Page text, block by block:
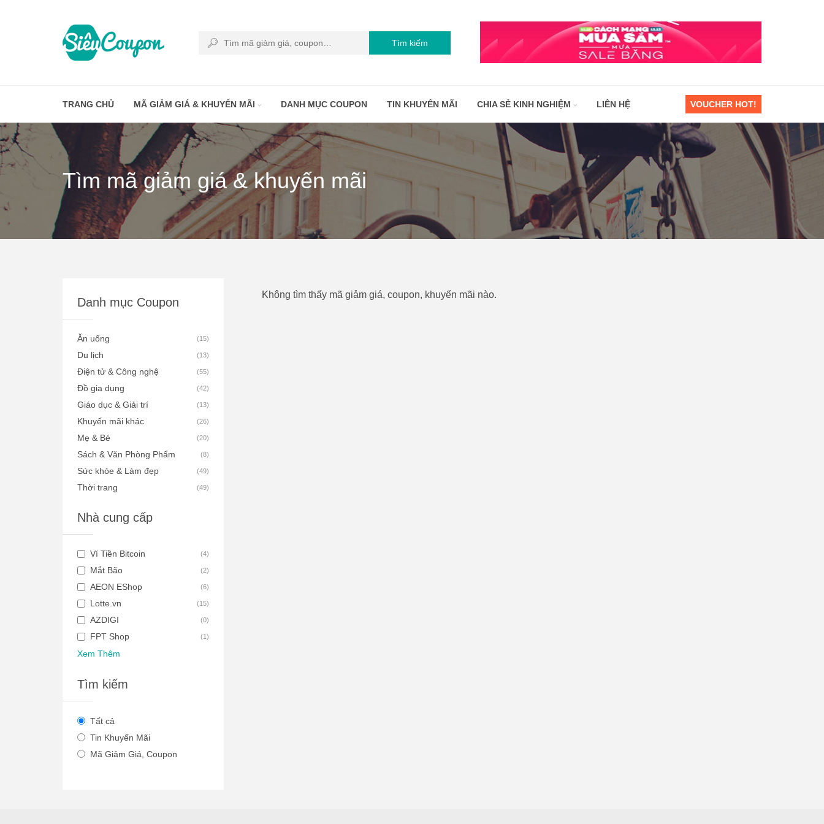
Tìm kiếm
TRANG CHỦ MÃ GIẢM GIÁ & KHUYẾN MÃI DANH MỤC COUPON TIN KHUYẾN MÃI CHIA SẺ KINH NGHIỆM LIÊN HỆ VOUCHER HOT!
Tìm mã giảm giá & khuyến mãi
Danh mục Coupon
Ăn uống (15)
Du lịch (13)
Điện tử & Công nghệ (55)
Đồ gia dụng (42)
Giáo dục & Giải trí (13)
Khuyến mãi khác (26)
Mẹ & Bé (20)
Sách & Văn Phòng Phẩm (8)
Sức khỏe & Làm đẹp (49)
Thời trang (49)
Nhà cung cấp
Ví Tiền Bitcoin (4)
Mắt Bão (2)
AEON EShop (6)
Lotte.vn (15)
AZDIGI (0)
FPT Shop (1 )
Xem Thêm
Tìm kiếm
Tất cả
Tin Khuyến Mãi
Mã Giảm Giá, Coupon
Không tìm thấy mã giảm giá, coupon, khuyến mãi nào.